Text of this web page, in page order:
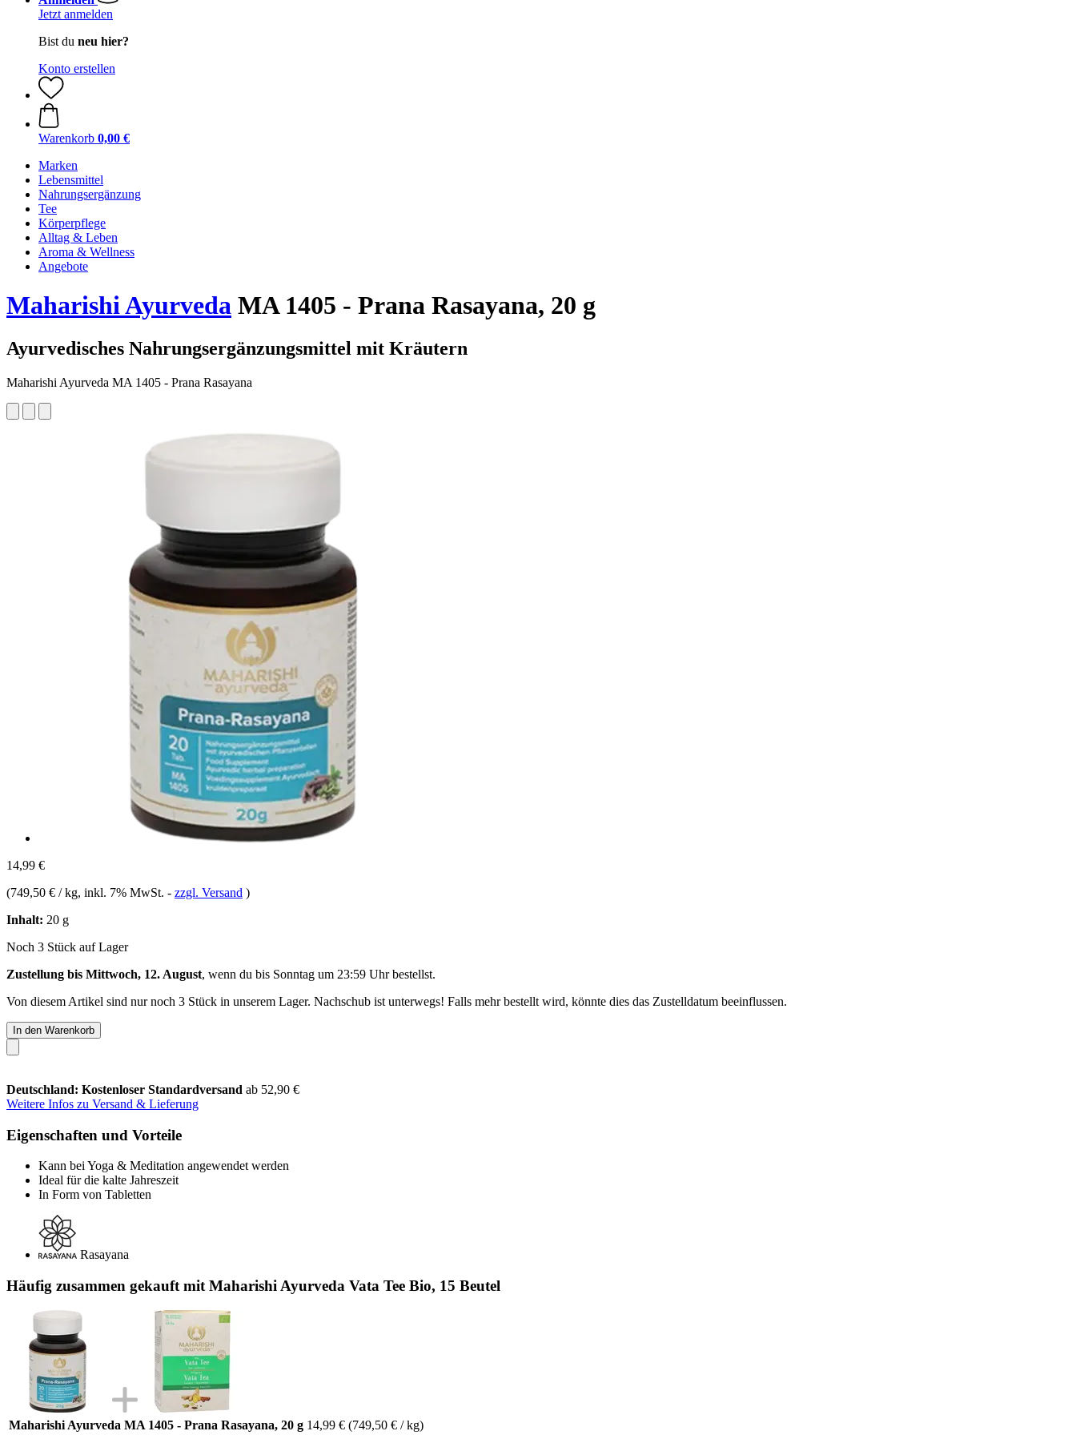
Jetzt anmelden
Bist du neu hier?
Konto erstellen
Warenkorb 0,00 €
Marken
Lebensmittel
Nahrungsergänzung
Tee
Körperpflege
Alltag & Leben
Aroma & Wellness
Angebote
Maharishi Ayurveda MA 1405 - Prana Rasayana, 20 g
Ayurvedisches Nahrungsergänzungsmittel mit Kräutern
Maharishi Ayurveda MA 1405 - Prana Rasayana
14,99 €
(749,50 € / kg, inkl. 7% MwSt. - zzgl. Versand )
Inhalt: 20 g
Noch 3 Stück auf Lager
Zustellung bis Mittwoch, 12. August, wenn du bis Sonntag um 23:59 Uhrbestellst.
Von diesem Artikel sind nur noch 3 Stück in unserem Lager. Nachschub ist unterwegs! Falls mehr bestellt wird, könnte dies das Zustelldatum beeinflussen.
In den Warenkorb
Deutschland: Kostenloser Standardversand ab 52,90 €
Weitere Infos zu Versand & Lieferung
Eigenschaften und Vorteile
Kann bei Yoga & Meditation angewendet werden
Ideal für die kalte Jahreszeit
In Form von Tabletten
Rasayana
Häufig zusammen gekauft mit Maharishi Ayurveda Vata Tee Bio, 15 Beutel
Maharishi Ayurveda MA 1405 - Prana Rasayana, 20 g 14,99 € (749,50 € / kg)